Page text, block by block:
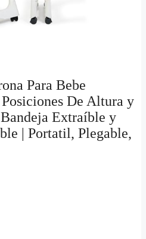
Para Bebe
De Altura y
Extraíble y
| Portatil, Plegable,